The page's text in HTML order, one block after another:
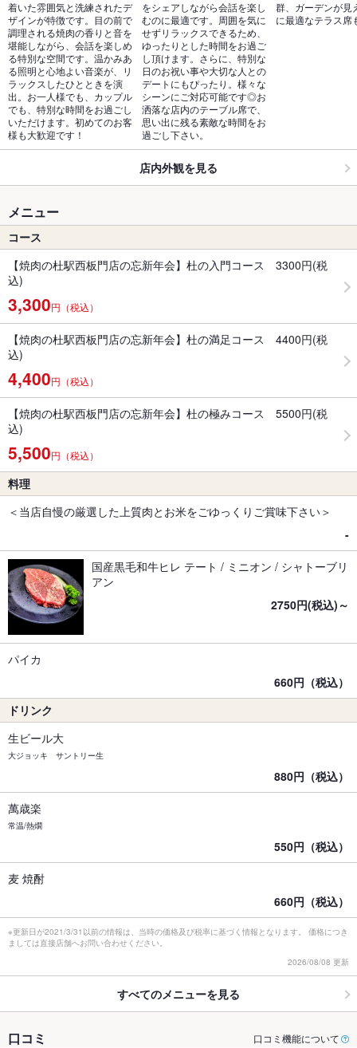
着いた雰囲気と洗練されたデ
ザインが特徴です。目の前で
調理される焼肉の香りと音を
堪能しながら、会話を楽しめ
る特別な空間です。温かみあ
る照明と心地よい音楽が、リ
ラックスしたひとときを演
出。お一人様でも、カップル
でも、特別な時間をお過ごし
いただけます。初めてのお客
様も大歓迎です！
をシェアしながら会話を楽し
むのに最適です。周囲を気に
せずリラックスできるため、
ゆったりとした時間をお過ご
し頂けます。さらに、特別な
日のお祝い事や大切な人との
デートにもぴったり。様々な
シーンにご対応可能です◎お
洒落な店内のテーブル席で、
思い出に残る素敵な時間をお
過ごし下さい。
群、ガーデンが見
に最適なテラス席
店内外観を見る
メニュー
コース
【焼肉の杜駅西板門店の忘新年会】杜の入門コース 3300円(税
込)
3,300円（税込）
【焼肉の杜駅西板門店の忘新年会】杜の満足コース 4400円(税
込)
4,400円（税込）
【焼肉の杜駅西板門店の忘新年会】杜の極みコース 5500円(税
込)
5,500円（税込）
料理
＜当店自慢の厳選した上質肉とお米をごゆっくりご賞味下さい＞
-
国産黒毛和牛ヒレ テート / ミニオン / シャトーブリ
アン
2750円(税込)～
パイカ
660円（税込）
ドリンク
生ビール大
大ジョッキ サントリー生
880円（税込）
萬歳楽
常温/熱燗
550円（税込）
麦 焼酎
660円（税込）
※更新日が2021/3/31以前の情報は、当時の価格及び税率に基づく情報となります。 価格につき
ましては直接店舗へお問い合わせください。
2026/08/08 更新
すべてのメニューを見る
口コミ 口コミ機能について